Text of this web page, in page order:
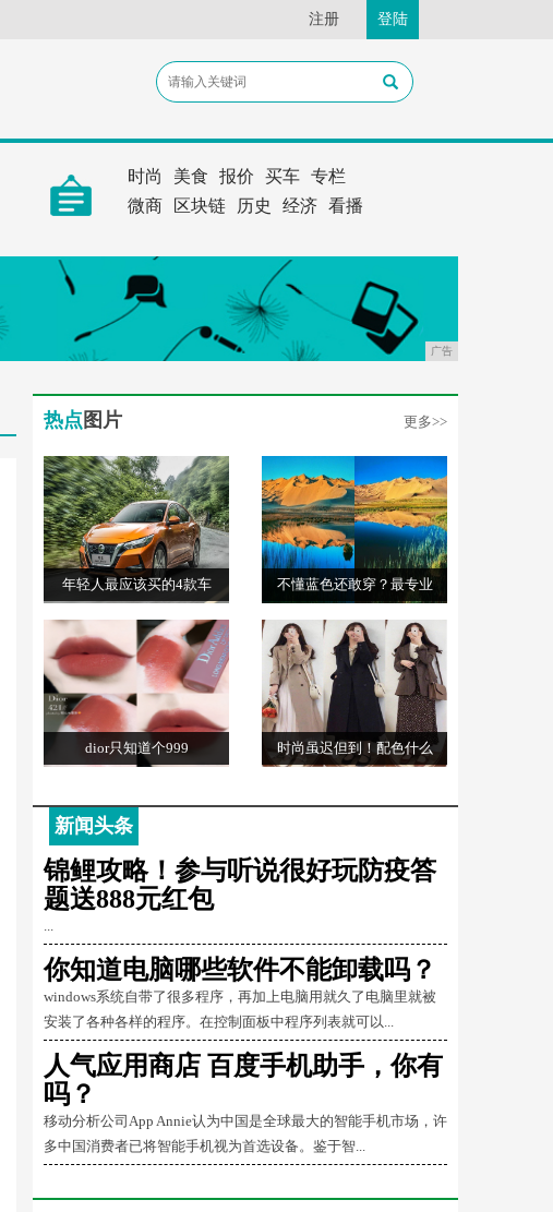
注册 登陆
时尚 美食 报价 买车 专栏
微商
区块链 历史 经济 看播
广告
热点 图片 更多>>
年轻人最应该买的4款车 不懂蓝色还敢穿？最专业
dior只知道个999 时尚虽迟但到！配色什么
新闻头条
锦鲤攻略！参与听说很好玩防疫答
题送888元红包
...
你知道电脑哪些软件不能卸载吗？
windows系统自带了很多程序，再加上电脑用就久了电脑里就被
安装了各种各样的程序。在控制面板中程序列表就可以...
人气应用商店 百度手机助手，你有
吗？
移动分析公司App Annie认为中国是全球最大的智能手机市场，许
多中国消费者已将智能手机视为首选设备。鉴于智...